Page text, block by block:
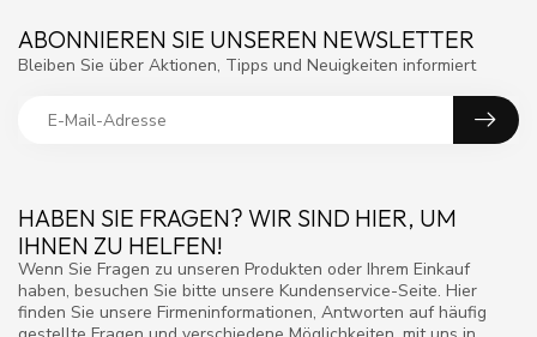
HABEN SIE FRAGEN? WIR SIND HIER, UM
IHNEN ZU HELFEN!
Wenn Sie Fragen zu unseren Produkten oder Ihrem Einkauf
haben, besuchen Sie bitte unsere Kundenservice-Seite. Hier
finden Sie unsere Firmeninformationen, Antworten auf häufig
ABONNIEREN SIE UNSEREN NEWSLETTER
Bleiben Sie über Aktionen, Tipps und Neuigkeiten informiert